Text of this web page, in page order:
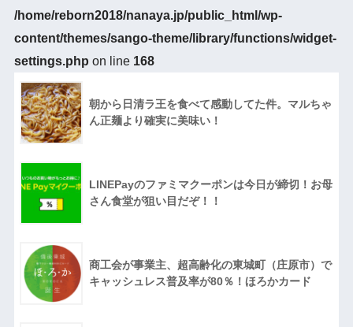
/home/reborn2018/nanaya.jp/public_html/wp-
content/themes/sango-theme/library/functions/widget-
settings.php on line 168
朝から日清ラ王を食べて感動してた件。マルちゃ
ん正麺より確実に美味い！
LINEPayのファミマクーポンは今日が締切！お母
さん食堂が狙い目だぞ！！
商工会が事業主、超高齢化の東城町（庄原市）で
キャッシュレス普及率が80％！ほろかカード